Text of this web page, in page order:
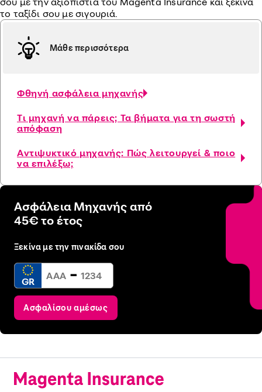
το ταξίδι σου με σιγουριά.
Μάθε περισσότερα
Φθηνή ασφάλεια μηχανής
Τι μηχανή να πάρεις; Τα βήματα για τη σωστή
απόφαση
Αντιψυκτικό μηχανής: Πώς λειτουργεί & ποιο
να επιλέξω;
Ασφάλεια Μηχανής από
45€ το έτος
Ξεκίνα με την πινακίδα σου
GR -
Ασφαλίσου αμέσως